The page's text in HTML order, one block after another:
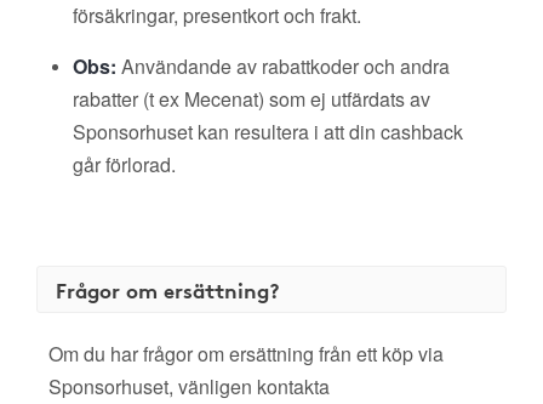
försäkringar, presentkort och frakt.
Obs: Användande av rabattkoder och andra
rabatter (t ex Mecenat) som ej utfärdats av
Sponsorhuset kan resultera i att din cashback
går förlorad.
Frågor om ersättning?
Om du har frågor om ersättning från ett köp via
Sponsorhuset, vänligen kontakta